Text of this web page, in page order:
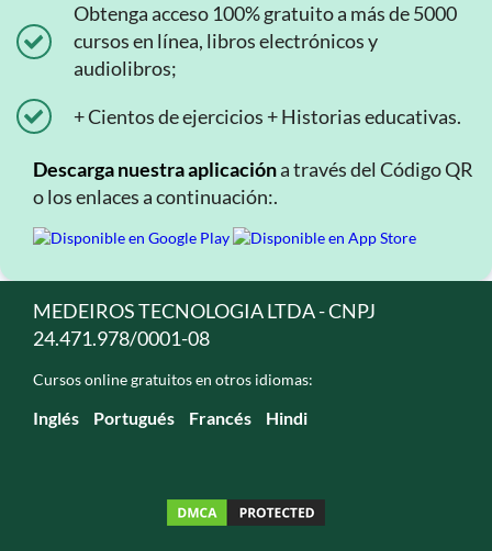
Obtenga acceso 100% gratuito a más de 5000
cursos en línea, libros electrónicos y
audiolibros;
+ Cientos de ejercicios + Historias educativas.
Descarga nuestra aplicacióna través del Código QR
o los enlaces a continuación:.
MEDEIROS TECNOLOGIA LTDA - CNPJ
24.471.978/0001-08
Cursos online gratuitos en otros idiomas:
Inglés Portugués Francés Hindi